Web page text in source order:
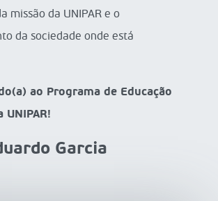
missão da UNIPAR e o
da sociedade onde está
ao Programa de Educação
UNIPAR!
Garcia